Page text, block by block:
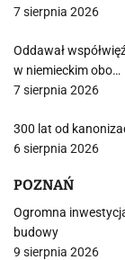
7 sierpnia 2026
Oddawał
w niemieckim obo…
7 sierpnia 2026
300 lat od
6 sierpnia 2026
POZNAŃ
Ogromna
budowy
9 sierpnia 2026